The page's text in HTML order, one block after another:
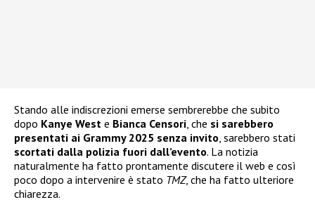
Stando alle indiscrezioni emerse sembrerebbe che subito
dopo Kanye West e Bianca Censori, che si sarebbero
presentati ai Grammy 2025 senza invito, sarebbero stati
scortati dalla polizia fuori dall’evento. La notizia
naturalmente ha fatto prontamente discutere il web e così
poco dopo a intervenire è stato TMZ, che ha fatto ulteriore
chiarezza.